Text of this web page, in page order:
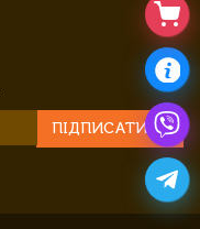
ПІДПИСАТИСЯ